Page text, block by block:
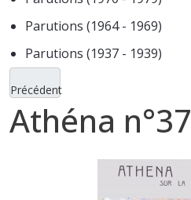
Parutions (1964 - 1969)
Parutions (1937 - 1939)
Précédent
Athéna n°37